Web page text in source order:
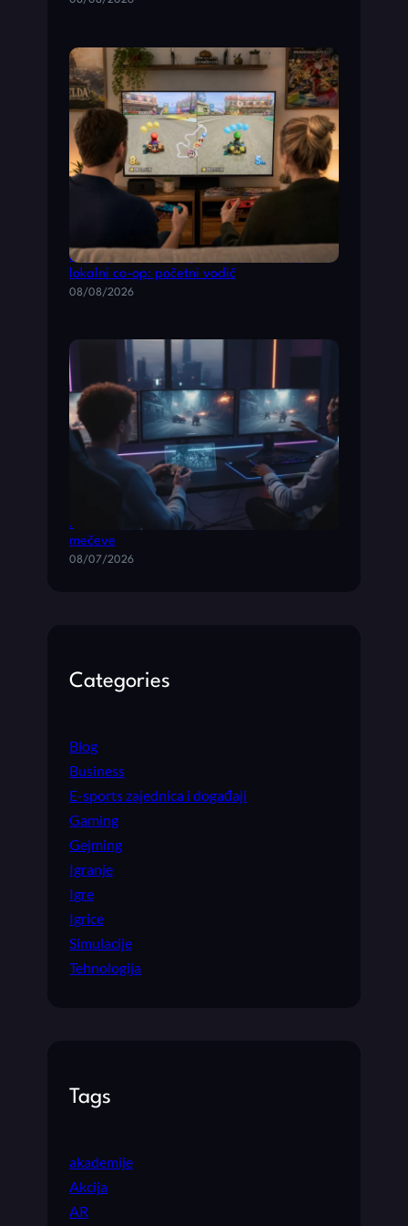
Najbolje Nintendo igre koje podržavaju
lokalni co-op: početni vodič
08/08/2026
Multiplayer akcione igre za brze timske
mečeve
08/07/2026
Categories
Blog
Business
E-sports zajednica i događaji
Gaming
Gejming
Igranje
Igre
Igrice
Simulacije
Tehnologija
Tags
akademije
Akcija
AR